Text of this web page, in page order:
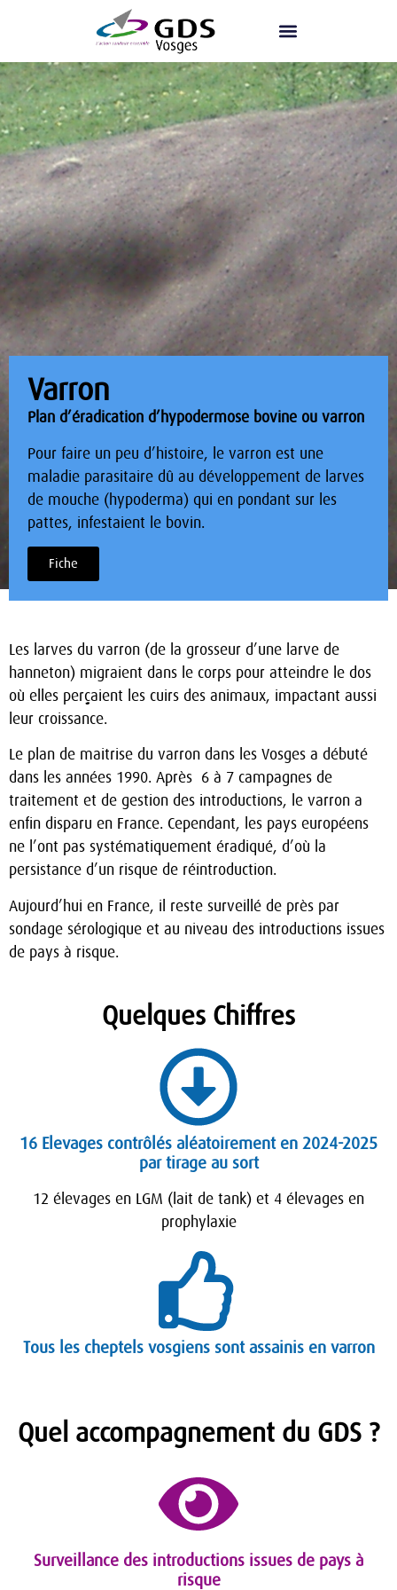
Varron
Plan d’éradication d’hypodermose bovine ou varron
Pour faire un peu d’histoire, le varron est une
maladie parasitaire dû au développement de larves
de mouche (hypoderma) qui en pondant sur les
pattes, infestaient le bovin.
Fiche
Les larves du varron (de la grosseur d’une larve de
hanneton) migraient dans le corps pour atteindre le dos
où elles perçaient les cuirs des animaux, impactant aussi
leur croissance.
Le plan de maitrise du varron dans les Vosges a débuté
dans les années 1990. Après 6 à 7 campagnes de
traitement et de gestion des introductions, le varron a
enfin disparu en France. Cependant, les pays européens
ne l’ont pas systématiquement éradiqué, d’où la
persistance d’un risque de réintroduction.
Aujourd’hui en France, il reste surveillé de près par
sondage sérologique et au niveau des introductions issues
de pays à risque.
Quelques Chiffres
16 Elevages contrôlés aléatoirement en 2024-2025
par tirage au sort
12 élevages en LGM (lait de tank) et 4 élevages en
prophylaxie
Tous les cheptels vosgiens sont assainis en varron
Quel accompagnement du GDS ?
Surveillance des introductions issues de pays à
risque